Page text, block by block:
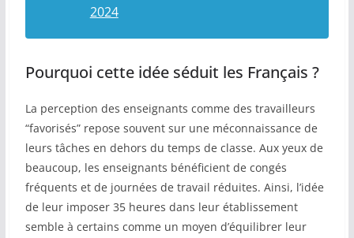
2024
Pourquoi cette idée séduit les Français ?
La perception des enseignants comme des travailleurs
“favorisés” repose souvent sur une méconnaissance de
leurs tâches en dehors du temps de classe. Aux yeux de
beaucoup, les enseignants bénéficient de congés
fréquents et de journées de travail réduites. Ainsi, l’idée
de leur imposer 35 heures dans leur établissement
semble à certains comme un moyen d’équilibrer leur